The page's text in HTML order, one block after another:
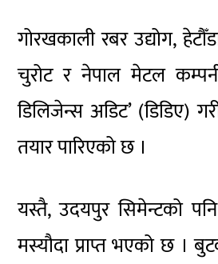
गोरखकाली रबर उद्योग,
चुरोट र नेपाल मेटल
डिलिजेन्स अडिट’ (डिडिए)
तयार पारिएको छ ।
यस्तै, उदयपुर सिमेन्टको
मस्यौदा प्राप्त भएको छ ।